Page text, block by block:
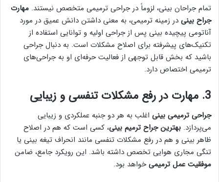
تمام جراحان بینی، لزوماً در جراحی ترمیمی متخصص نیستند. مهارت
جراح بینی در زمینه ترمیمی، به معنی داشتن دانش عمیق در مورد
آناتومی پیچیده بینی پس از جراحی اولیه و توانایی استفاده از
تکنیک‌های پیشرفته برای اصلاح مشکلات است. به دنبال جراحی
باشید که بخش قابل توجهی از فعالیت حرفه‌ای او به جراحی‌های
ترمیمی اختصاص دارد.
3. مهارت در رفع مشکلات تنفسی و زیبایی
جراحی ترمیمی بینی اغلب به هر دو جنبه عملکردی و زیبایی
می‌پردازد. بهترین جراح ترمیم بینی، کسی است که هم در اصلاح
ظاهر بینی و هم در رفع مشکلات تنفسی مانند انحراف تیغه بینی یا
تنگی مجاری هوایی تخصص داشته باشد. این رویکرد جامع، ضامن
موفقیت عمل ترمیمیخواهد بود.